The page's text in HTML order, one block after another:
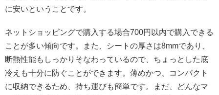
に安いということです。
ネットショッピングで購入する場合700円以内で購入できる
ことが多い傾向です。また、シートの厚さは8mmであり、
断熱性能もしっかりそなわっているので、ちょっとした底
冷えも十分に防ぐことができます。薄めかつ、コンパクト
に収納できるため、持ち運びも簡単です。まだ、どんなマ